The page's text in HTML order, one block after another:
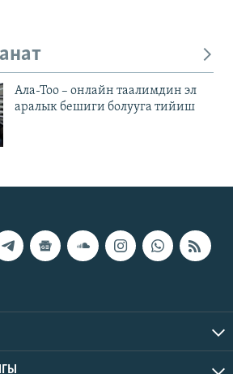
Ала-Тоо – онлайн таалимдин эл
аралык бешиги болууга тийиш